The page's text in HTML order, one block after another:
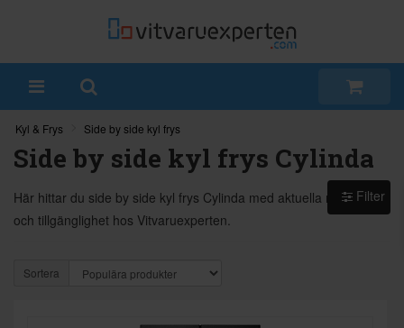
Kyl & Frys Side by side kyl frys
Side by side kyl frys Cylinda
Här hittar du side by side kyl frys Cylinda med aktuella modeller
och tillgänglighet hos Vitvaruexperten.
Sortera
Filter